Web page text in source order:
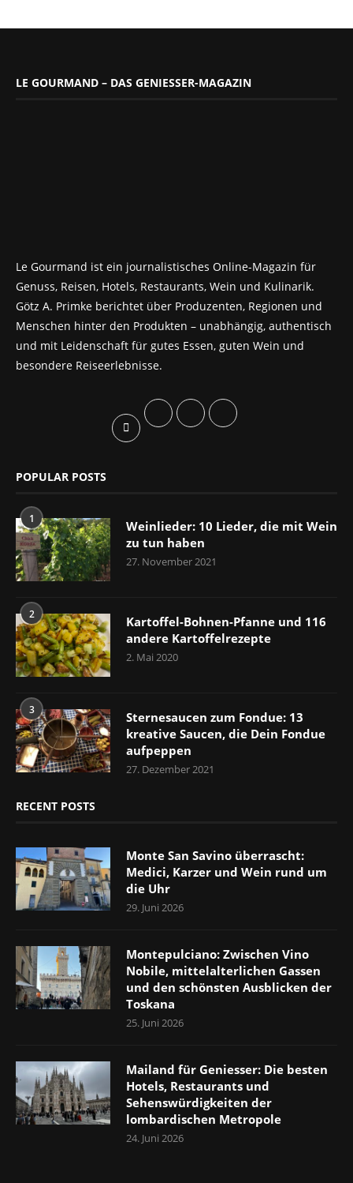
LE GOURMAND – DAS GENIESSER-MAGAZIN
Le Gourmand ist ein journalistisches Online-Magazin für
Genuss, Reisen, Hotels, Restaurants, Wein und Kulinarik.
Götz A. Primke berichtet über Produzenten, Regionen und
Menschen hinter den Produkten – unabhängig, authentisch
und mit Leidenschaft für gutes Essen, guten Wein und
besondere Reiseerlebnisse.
POPULAR POSTS
1
Weinlieder: 10 Lieder, die mit Wein
zu tun haben
27. November 2021
2
Kartoffel-Bohnen-Pfanne und 116
andere Kartoffelrezepte
2. Mai 2020
3
Sternesaucen zum Fondue: 13
kreative Saucen, die Dein Fondue
aufpeppen
27. Dezember 2021
RECENT POSTS
Monte San Savino überrascht:
Medici, Karzer und Wein rund um
die Uhr
29. Juni 2026
Montepulciano: Zwischen Vino
Nobile, mittelalterlichen Gassen
und den schönsten Ausblicken der
Toskana
25. Juni 2026
Mailand für Geniesser: Die besten
Hotels, Restaurants und
Sehenswürdigkeiten der
lombardischen Metropole
24. Juni 2026